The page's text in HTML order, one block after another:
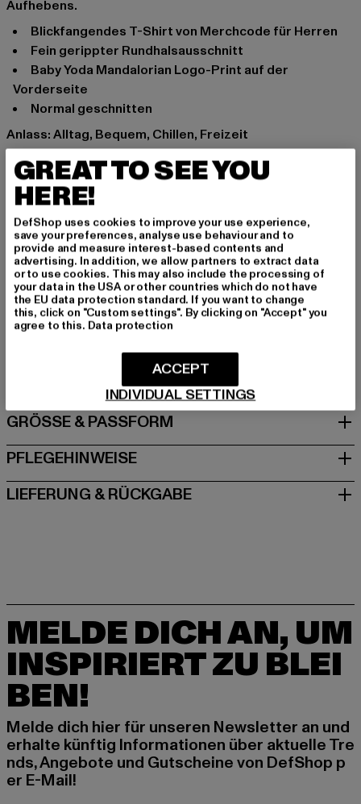
Aufhebens.
blickfangendes T-Shirt von Merchcode für Herren
fein gerippter Rundhalsausschnitt
Baby Yoda Mandalorian Logo-Print auf der
Vorderseite
normal geschnitten
Anlass: Alltag, Bequem, Chillen, Freizeit
Ausschnitt: Rundhals
Ärmelart: Kurzarm
Marke: Merchcode
Kat.: T-Shirts
Farbe: schwarz
Hersteller Farbe: black
Materialzusammensetzung: 100% Baumwolle
Art.Nr: MC562-00007
Hersteller: TB International GmbH |
GRÖSSE & PASSFORM
PFLEGEHINWEISE
LIEFERUNG & RÜCKGABE
MELDE DICH AN, UM
INSPIRIERT ZU BLEI
BEN!
Melde dich hier für unseren Newsletter an und
erhalte künftig Informationen über aktuelle Tre
nds, Angebote und Gutscheine von DefShop p
er E-Mail!
GREAT TO SEE YOU
HERE!
DefShop uses cookies to improve your use experience,
save your preferences, analyse use behaviour and to
provide and measure interest-based contents and
advertising. In addition, we allow partners to extract data
or to use cookies. This may also include the processing of
your data in the USA or other countries which do not have
the EU data protection standard. If you want to change
this, click on "Custom settings". By clicking on "Accept" you
agree to this. Data protection
INDIVIDUAL SETTINGS
ACCEPT